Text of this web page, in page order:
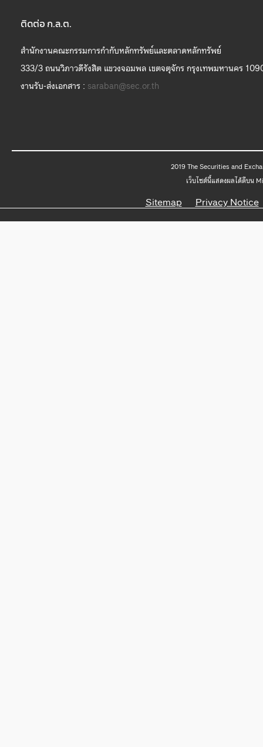
ติดต่อ ก.ล.ต.
สำนักงานคณะกรรมการกำกับหลักทรัพย์และตลาดหลักทรัพย์
333/3 ถนนวิภาวดีรังสิต แขวงจอมพล เขตจตุจักร กรุงเทพมหานคร
งานรับ-ส่งเอกสาร : saraban@sec.or.th
2019
เว็บไซต์นี้แสดงผลได้ดีบน
Sitemap Privacy Notice